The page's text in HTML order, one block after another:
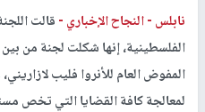
نابلس -النجاح الإخباري -قالت
الفلسطينية، إنها شكلت لجنة من
المفوض العام للأنروا فليب
لمعالجة كافة القضايا التي تخص